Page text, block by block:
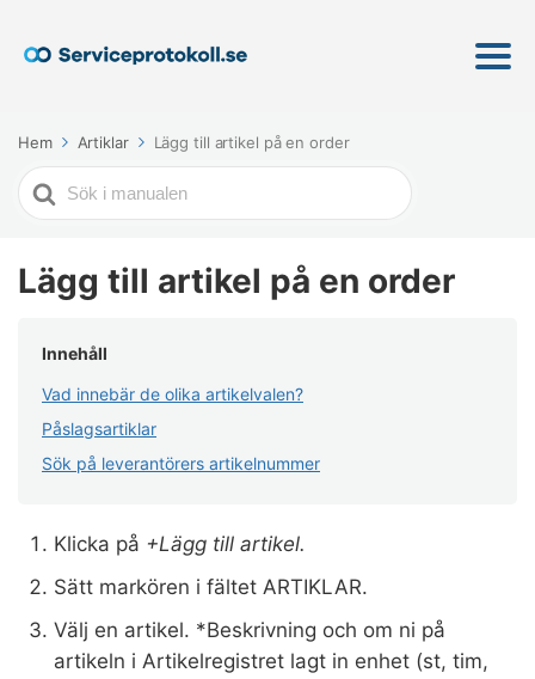
Hem Artiklar Lägg till artikel på en order
Söker
efter
Lägg till artikel på en order
Innehåll
Vad innebär de olika artikelvalen?
Påslagsartiklar
Sök på leverantörers artikelnummer
Klicka på +Lägg till artikel.
Sätt markören i fältet ARTIKLAR.
Välj en artikel. *Beskrivning och om ni på
artikeln i Artikelregistret lagt in enhet (st, tim,